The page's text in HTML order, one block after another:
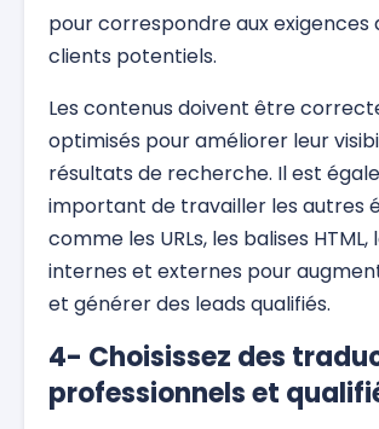
pour correspondre aux exigences
clients potentiels.
Les contenus doivent être
optimisés pour améliorer leur
résultats de recherche. Il est
important de travailler les autres
comme les URLs, les balises HTML,
internes et externes pour
et générer des leads qualifiés.
4- Choisissez des
professionnels et